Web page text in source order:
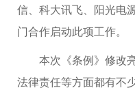
信、科大讯飞、阳光电
门合作启动此项工作。
本次《条例》修改亮
法律责任等方面都有不